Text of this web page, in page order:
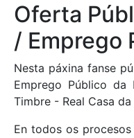
Mostrar/Ocultar
Mostrar/Ocultar
Oferta
/ Emprego
Nesta páxina fanse
Emprego Público da
Timbre - Real Casa
En todos os